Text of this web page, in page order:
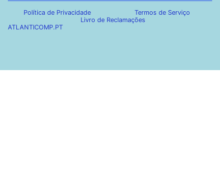
Política de Privacidade
Termos de Serviço
Livro de Reclamações
ATLANTICOMP.PT